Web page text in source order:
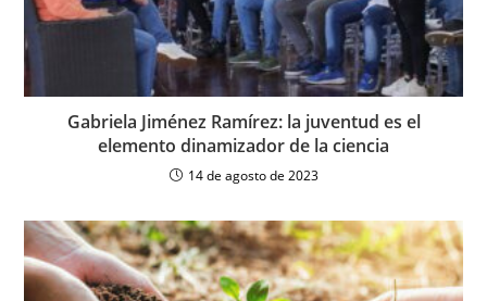
Gabriela Jiménez Ramírez: la juventud es el
elemento dinamizador de la ciencia
14 de agosto de 2023